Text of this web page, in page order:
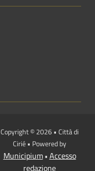
Copyright © 2026 • Città di
Cirié • Powered by
Municipium• Accesso
redazione